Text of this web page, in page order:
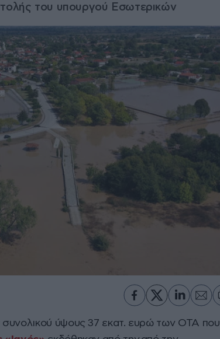
του υπουργού Εσωτερικών
ύψους 37 εκατ. ευρώ των ΟΤΑ που